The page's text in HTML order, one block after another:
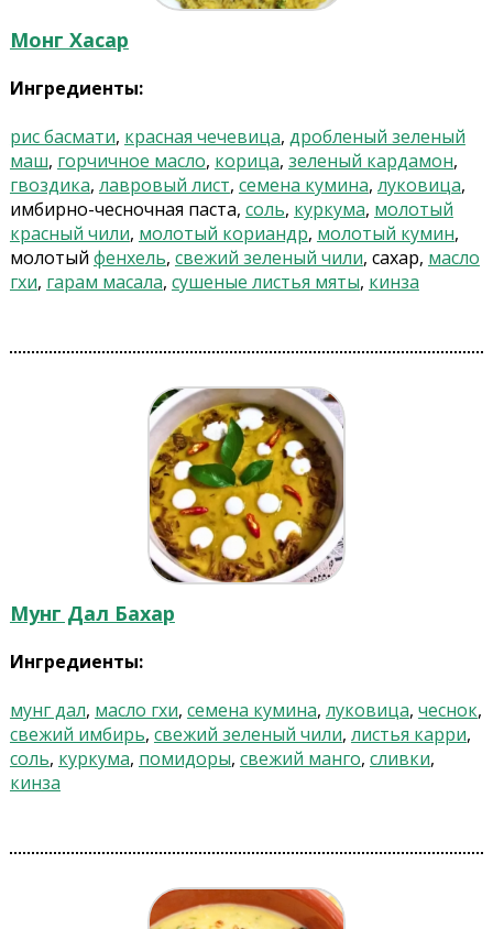
Монг Хасар
Ингредиенты:
рис басмати, красная чечевица, дробленый зеленый
маш, горчичное масло, корица, зеленый кардамон,
гвоздика, лавровый лист, семена кумина, луковица,
имбирно-чесночная паста, соль, куркума, молотый
красный чили, молотый кориандр, молотый кумин,
молотый фенхель, свежий зеленый чили, сахар, масло
гхи, гарам масала, сушеные листья мяты, кинза
Мунг Дал Бахар
Ингредиенты:
мунг дал, масло гхи, семена кумина, луковица, чеснок,
свежий имбирь, свежий зеленый чили, листья карри,
соль, куркума, помидоры, свежий манго, сливки,
кинза